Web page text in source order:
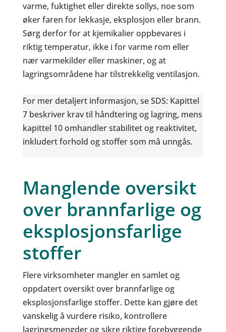
varme, fuktighet eller direkte sollys, noe som
øker faren for lekkasje, eksplosjon eller brann.
Sørg derfor for at kjemikalier oppbevares i
riktig temperatur, ikke i for varme rom eller
nær varmekilder eller maskiner, og at
lagringsområdene har tilstrekkelig ventilasjon.
For mer detaljert informasjon, se SDS: Kapittel
7 beskriver krav til håndtering og lagring, mens
kapittel 10 omhandler stabilitet og reaktivitet,
inkludert forhold og stoffer som må unngås.
Manglende oversikt
over brannfarlige og
eksplosjonsfarlige
stoffer
Flere virksomheter mangler en samlet og
oppdatert oversikt over brannfarlige og
eksplosjonsfarlige stoffer. Dette kan gjøre det
vanskelig å vurdere risiko, kontrollere
lagringsmengder og sikre riktige forebyggende